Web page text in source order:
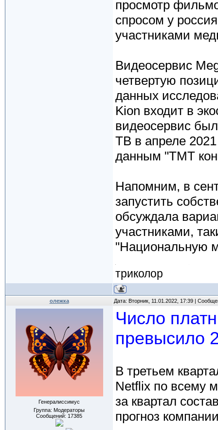
просмотр
спросом у
участниками
Видеосервис
четвертую
данных
Kion входит в
видеосервис
ТВ в апреле
данным "ТМТ
Напомним, в
запустить
обсуждала
участниками,
"Национальную
триколор
олежка Дата: Вторник, 11.01.2022, 17:39 |
Генералиссимус
Группа: Модераторы
Сообщений: 17385
Число
превысило
В третьем
Netflix по всему
за квартал
прогноз